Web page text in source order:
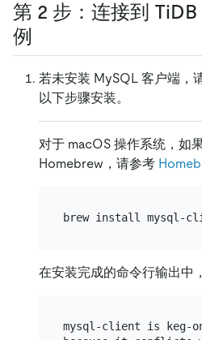
第 2 步：连接到
例
若未安装 MySQL 客户端，
以下步骤安装。
对于 macOS 操作系统，如
Homebrew，请参考
在安装完成的命令行输出中
mysql-client is keg-